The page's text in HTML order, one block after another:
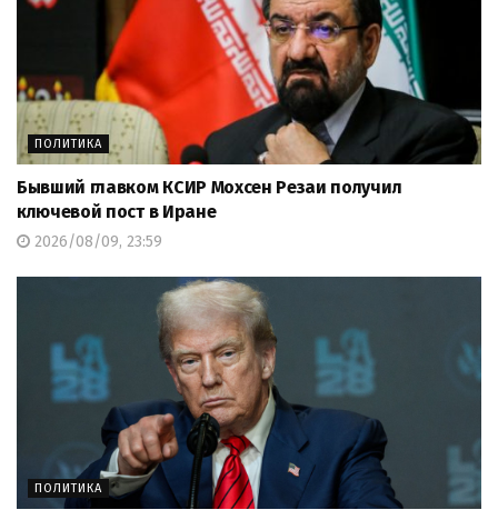
ПОЛИТИКА
Бывший главком КСИР Мохсен Резаи получил
ключевой пост в Иране
2026/08/09, 23:59
ПОЛИТИКА